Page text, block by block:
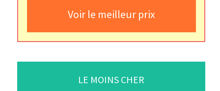
Voir le meilleur prix
LE MOINS CHER